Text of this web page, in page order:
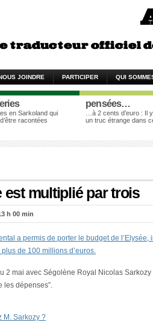
JOINDRE PARTICIPER QUI
en Sarkoland qui
racontées
pensées…
…à 2 cents d’euro : Il
un truc étrange dans
est multiplié par trois
h 00 min
a permis de porter le budget de l’Elysée,
de 100 millions d’euros.
2 mai avec Ségolène Royal Nicolas Sarkozy
les dépenses”.
M. Sarkozy ?